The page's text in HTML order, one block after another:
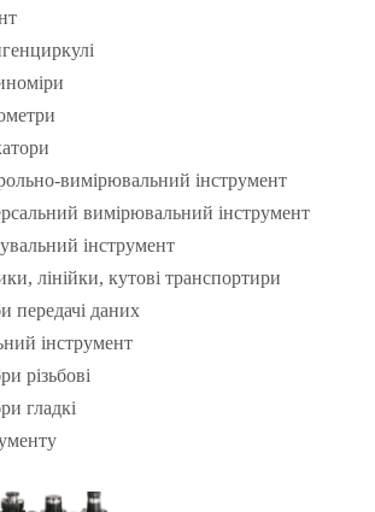
вимірювальний інструмент
вимірювальний інструмент
інструмент
лінійки, кутові транспортири
передачі даних
інструмент
різьбові
гладкі